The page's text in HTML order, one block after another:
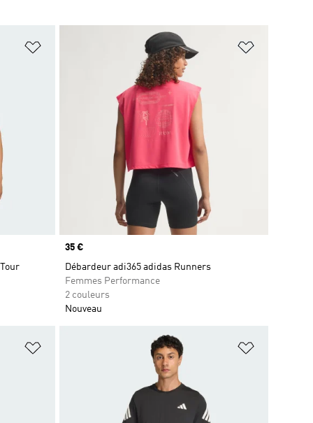
Ajouter à la Liste de produits favoris
Prix
35 €
Débardeur adi365 adidas Runners
Femmes Performance
2 couleurs
Nouveau
Ajouter à la Liste de produits favoris